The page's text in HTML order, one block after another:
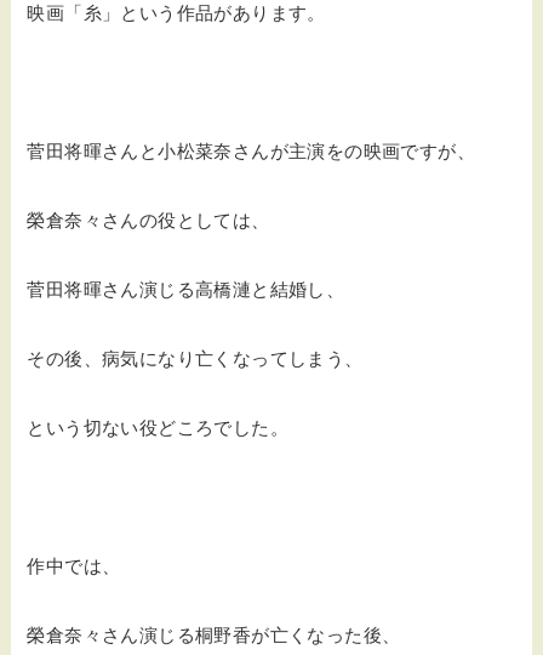
映画「糸」という作品があります。
菅田将暉さんと小松菜奈さんが主演をの映画ですが、
榮倉奈々さんの役としては、
菅田将暉さん演じる高橋漣と結婚し、
その後、病気になり亡くなってしまう、
という切ない役どころでした。
作中では、
榮倉奈々さん演じる桐野香が亡くなった後、